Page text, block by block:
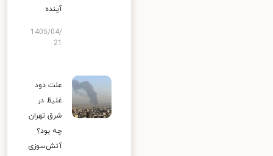
آینده
1405/04/
علت دود
غلیظ در
شرق تهران
چه بود؟
آتش‌سوزی